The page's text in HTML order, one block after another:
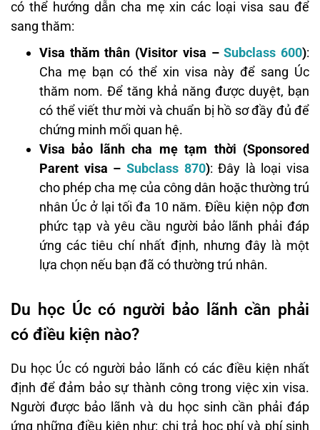
có thể hướng dẫn cha mẹ xin các loại visa sau để
sang thăm:
Visa thăm thân (Visitor visa –Subclass 600):
Cha mẹ bạn có thể xin visa này để sang Úc
thăm nom. Để tăng khả năng được duyệt, bạn
có thể viết thư mời và chuẩn bị hồ sơ đầy đủ để
chứng minh mối quan hệ.
Visa bảo lãnh cha mẹ tạm thời (Sponsored
Parent visa – Subclass 870): Đây là loại visa
cho phép cha mẹ của công dân hoặc thường trú
nhân Úc ở lại tối đa 10 năm. Điều kiện nộp đơn
phức tạp và yêu cầu người bảo lãnh phải đáp
ứng các tiêu chí nhất định, nhưng đây là một
lựa chọn nếu bạn đã có thường trú nhân.
Du học Úc có người bảo lãnh cần phải
có điều kiện nào?
Du học Úc có người bảo lãnh có các điều kiện nhất
định để đảm bảo sự thành công trong việc xin visa.
Người được bảo lãnh và du học sinh cần phải đáp
ứng những điều kiện như: chi trả học phí và phí sinh